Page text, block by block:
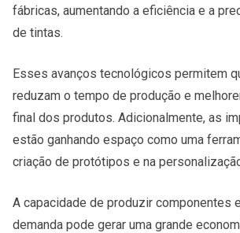
fábricas, aumentando a eficiência e a
de tintas.
Esses avanços tecnológicos permitem
reduzam o tempo de produção e
final dos produtos. Adicionalmente, as
estão ganhando espaço como uma
criação de protótipos e na
A capacidade de produzir componentes
demanda pode gerar uma grande